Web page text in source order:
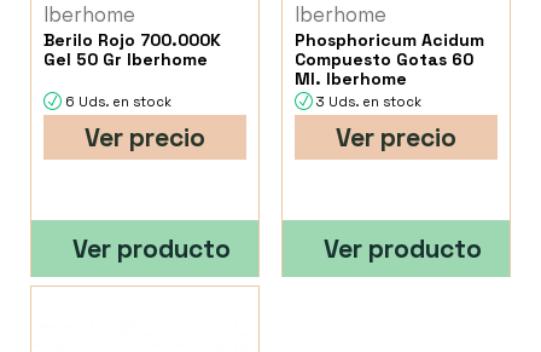
Iberhome
Berilo Rojo 700.000K
Gel 50 Gr Iberhome
6 Uds. en stock
Ver precio
Ver producto
Iberhome
Phosphoricum Acidum
Compuesto Gotas 60
Ml. Iberhome
3 Uds. en stock
Ver precio
Ver producto